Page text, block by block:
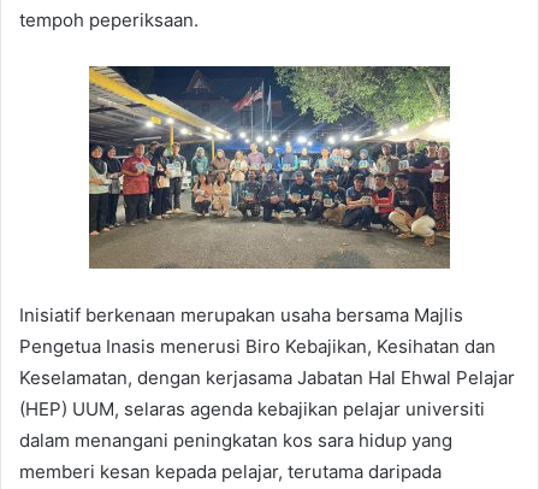
tempoh peperiksaan.
Inisiatif berkenaan merupakan usaha bersama Majlis
Pengetua Inasis menerusi Biro Kebajikan, Kesihatan dan
Keselamatan, dengan kerjasama Jabatan Hal Ehwal Pelajar
(HEP) UUM, selaras agenda kebajikan pelajar universiti
dalam menangani peningkatan kos sara hidup yang
memberi kesan kepada pelajar, terutama daripada